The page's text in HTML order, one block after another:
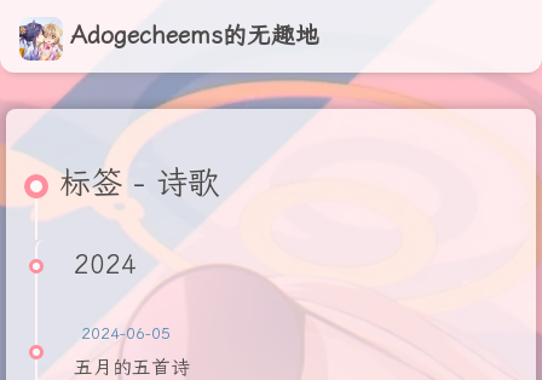
Adogecheems的无趣地
标签 - 诗歌
2024
2024-06-05
五月的五首诗